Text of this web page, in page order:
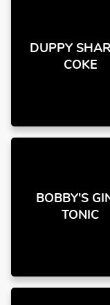
DUPPY
COKE
BOBBY'S
TONIC